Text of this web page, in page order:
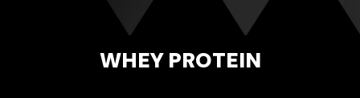
WHEY PROTEIN